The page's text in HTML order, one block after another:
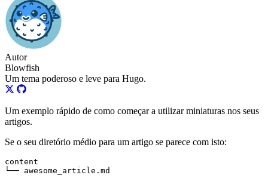
Autor
Blowfish
Um tema poderoso e leve para Hugo.
Um exemplo rápido de como começar a utilizar miniaturas nos seus
artigos.
Se o seu diretório médio para um artigo se parece com isto:
└── awesome_article.md